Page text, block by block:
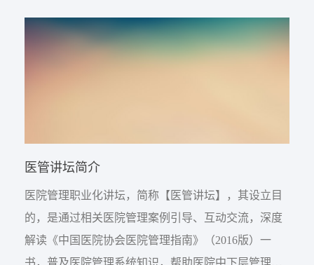
事项通知如下：一、招聘及培养对象：1、已在民营医
院工作、有条件成为职业院长的人员；2、公立疗机构
医管讲坛简介
医院管理职业化讲坛，简称【医管讲坛】，其设立目
的，是通过相关医院管理案例引导、互动交流，深度
解读《中国医院协会医院管理指南》（2016版）一
书，普及医院管理系统知识，帮助医院中下层管理人